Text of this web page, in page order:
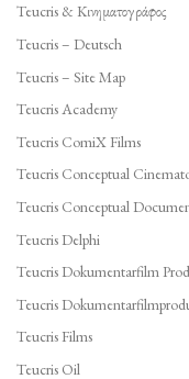
Teucris & Κινηματογράφος
Teucris – Deutsch
Teucris – Site Map
Teucris Academy
Teucris ComiX Films
Teucris Conceptual
Teucris Conceptual
Teucris Delphi
Teucris Dokumentarfilm
Teucris
Teucris Films
Teucris Oil